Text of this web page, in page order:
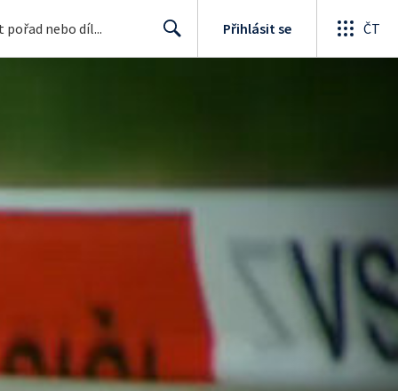
Přihlásit se ČT